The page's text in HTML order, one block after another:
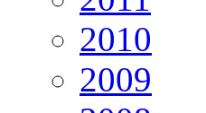
2010
2009